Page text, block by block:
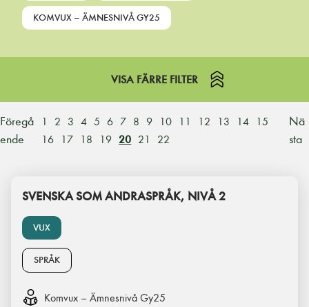
KOMVUX – ÄMNESNIVÅ GY25
VISA FÄRRE FILTER
Föregå
ende
1 2 3 4 5 6 7 8 9 10 11 12 13 14
15
16
17 18 19 20 21 22
Nä
sta
VUX
SVENSKA SOM ANDRASPRÅK, NIVÅ 2
SPRÅK
Komvux – Ämnesnivå Gy25